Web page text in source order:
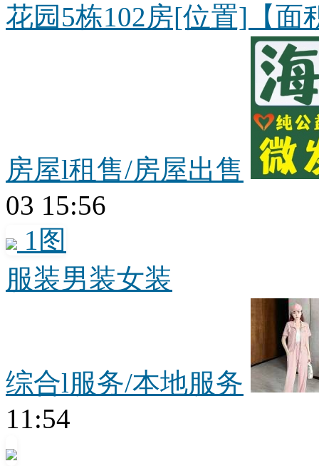
花园5栋102房[位置]【面
房屋l租售/房屋出售
03 15:56
1图
服装男装女装
综合l服务/本地服务
11:54